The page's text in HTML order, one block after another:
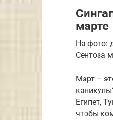
марте
На фото:
Сентоза
Март –
Египет,
чтобы